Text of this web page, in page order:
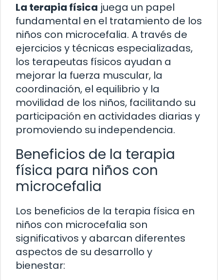
La terapia física juega un papel
fundamental en el tratamiento de los
niños con microcefalia. A través de
ejercicios y técnicas especializadas,
los terapeutas físicos ayudan a
mejorar la fuerza muscular, la
coordinación, el equilibrio y la
movilidad de los niños, facilitando su
participación en actividades diarias y
promoviendo su independencia.
Beneficios de la terapia
física para niños con
microcefalia
Los beneficios de la terapia física en
niños con microcefalia son
significativos y abarcan diferentes
aspectos de su desarrollo y
bienestar: